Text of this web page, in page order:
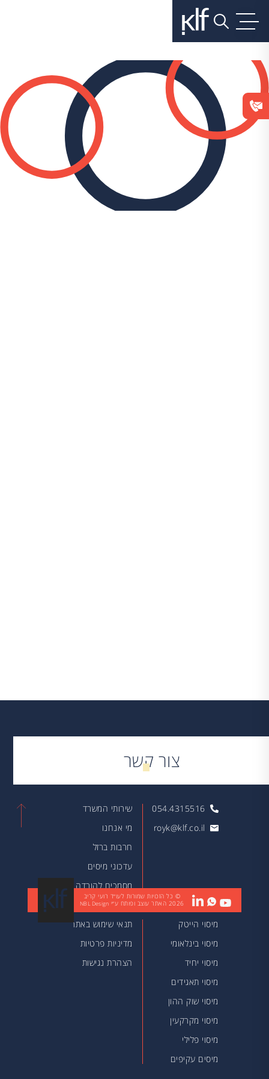
צור קשר
054.4315516
royk@klf.co.il
שירותי המשרד
מי אנחנו
חרבות ברזל
עדכוני מיסים
מסמכים להורדה
מאמרים
מיסוי הייטק
מיסוי בינלאומי
מיסוי יחיד
מיסוי תאגידים
מיסוי שוק ההון
מיסוי מקרקעין
מיסוי פלילי
מיסים עקיפים
תנאי שימוש באתר
מדיניות פרטיות
הצהרת נגישות
© כל הזכויות שמורות לעו״ד רועי קריב
2026 האתר עוצב ופותח ע״י NBL Design